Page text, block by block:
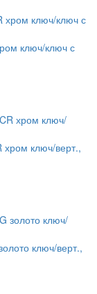
ключ/ключ с
ключ/верт.,
ключ/верт.,